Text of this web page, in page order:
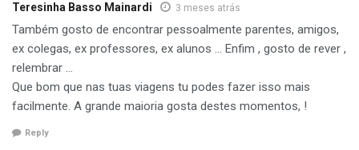
Teresinha Basso Mainardi 3 meses atrás
Também gosto de encontrar pessoalmente parentes, amigos,
ex colegas, ex professores, ex alunos … Enfim , gosto de rever ,
relembrar …
Que bom que nas tuas viagens tu podes fazer isso mais
facilmente. A grande maioria gosta destes momentos, !
Reply